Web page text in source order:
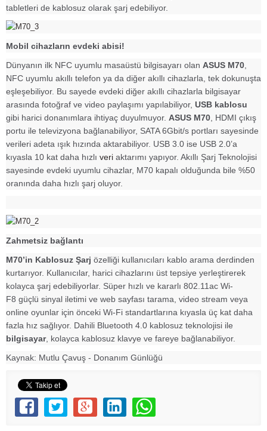
tabletleri de kablosuz olarak şarj edebiliyor.
Mobil cihazların evdeki abisi!
Dünyanın ilk NFC uyumlu masaüstü bilgisayarı olan ASUS M70
NFC uyumlu akıllı telefon ya da diğer akıllı cihazlarla, tek dokunuşta
eşleşebiliyor. Bu sayede evdeki diğer akıllı cihazlarla bilgisayar
arasında fotoğraf ve video paylaşımı yapılabiliyor, USB kablosu
gibi harici donanımlara ihtiyaç duyulmuyor. ASUS M70 , HDMI çıkış
portu ile televizyona bağlanabiliyor, SATA 6Gbit/s portları sayesinde
verileri adeta ışık hızında aktarabiliyor. USB 3.0 ise USB 2.0’a
kıyasla 10 kat daha hızlı veri aktarımı yapıyor. Akıllı Şarj Teknolojisi
sayesinde evdeki uyumlu cihazlar, M70 kapalı olduğunda bile %50
oranında daha hızlı şarj oluyor.
Zahmetsiz bağlantı
M70’in Kablosuz Şarj özelliği kullanıcıları kablo arama derdinden
kurtarıyor. Kullanıcılar, harici cihazlarını üst tepsiye yerleştirerek
kolayca şarj edebiliyorlar. Süper hızlı ve kararlı 802.11ac Wi-
F8 güçlü sinyal iletimi ve web sayfası tarama, video stream veya
online oyunlar için önceki Wi-Fi standartlarına kıyasla üç kat daha
fazla hız sağlıyor. Dahili Bluetooth 4.0 kablosuz teknolojisi ile
bilgisayar, kolayca kablosuz klavye ve fareye bağlanabiliyor.
Kaynak: Mutlu Çavuş - Donanım Günlüğü